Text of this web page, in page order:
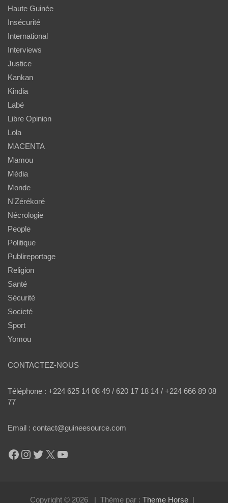
Haute Guinée
Insécurité
International
Interviews
Justice
Kankan
Kindia
Labé
Libre Opinion
Lola
MACENTA
Mamou
Média
Monde
N'Zérékoré
Nécrologie
People
Politique
Publireportage
Religion
Santé
Sécurité
Societé
Sport
Yomou
CONTACTEZ-NOUS
Téléphone : +224 625 14 08 49 / 620 17 18 14 / +224 666 89 08
77
Email : contact@guineesource.com
Facebook
Instagram
Twitter
X YouTube
Copyright © 2026 Thème par : Theme Horse